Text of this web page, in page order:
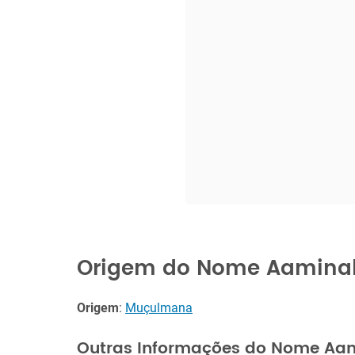
Origem do Nome
Origem: Muçulmana
Outras Informações do Nome